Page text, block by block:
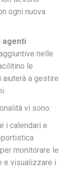
ogni nuova
agenti
nelle
le
aiuterà a gestire
vi sono:
i calendari e
monitorare le
e visualizzare i